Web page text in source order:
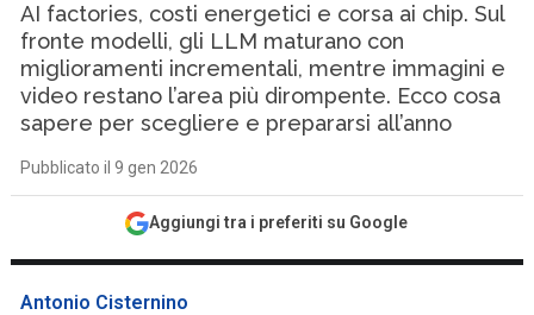
AI factories, costi energetici e corsa ai chip. Sul
fronte modelli, gli LLM maturano con
miglioramenti incrementali, mentre immagini e
video restano l’area più dirompente. Ecco cosa
sapere per scegliere e prepararsi all’anno
Pubblicato il 9 gen 2026
Aggiungi tra i preferiti su Google
Antonio Cisternino